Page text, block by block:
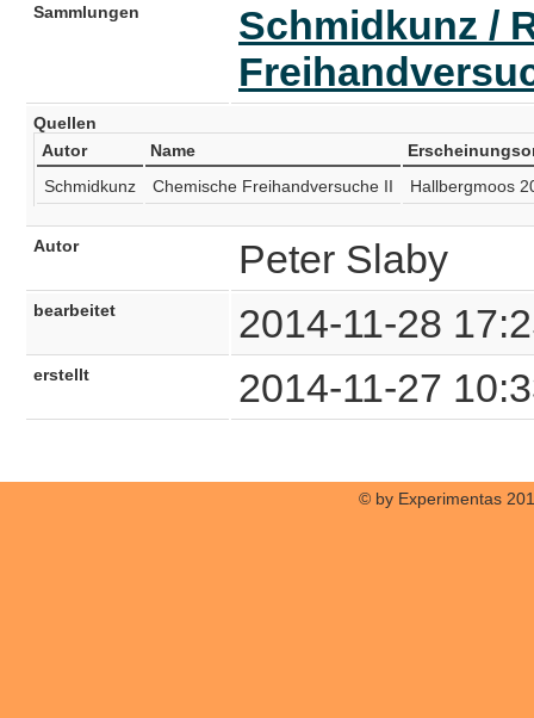
Sammlungen
Schmidkunz /
Quellen
Autor
Name
Schmidkunz
Chemische Freihandversuche II Hallbergmoos
Autor Peter Slaby
bearbeitet 2014-11-28
erstellt 2014-11-27
© by Experimentas